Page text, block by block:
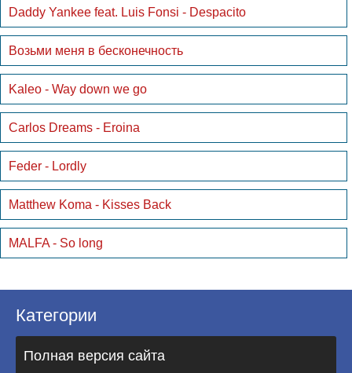
Daddy Yankee feat. Luis Fonsi - Despacito
Возьми меня в бесконечность
Kaleo - Way down we go
Carlos Dreams - Eroina
Feder - Lordly
Matthew Koma - Kisses Back
MALFA - So long
Категории
Полная версия сайта